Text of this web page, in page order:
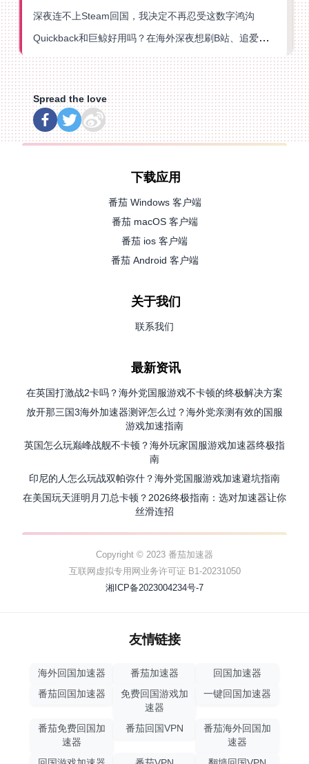
深夜连不上Steam回国，我决定不再忍受这数字鸿沟
Quickback和巨鲸好用吗？在海外深夜想刷B站、追爱奇艺的你，或许正需要这份答案
Spread the love
下载应用
番茄 Windows 客户端
番茄 macOS 客户端
番茄 ios 客户端
番茄 Android 客户端
关于我们
联系我们
最新资讯
在英国打激战2卡吗？海外党国服游戏不卡顿的终极解决方案
放开那三国3海外加速器测评怎么过？海外党亲测有效的国服
游戏加速指南
英国怎么玩巅峰战舰不卡顿？海外玩家国服游戏加速器终极指
南
印尼的人怎么玩战双帕弥什？海外党国服游戏加速避坑指南
在美国玩天涯明月刀总卡顿？2026终极指南：选对加速器让你
丝滑连招
Copyright © 2023 番茄加速器
互联网虚拟专用网业务许可证 B1-20231050
湘ICP备2023004234号-7
友情链接
海外回国加速器 番茄加速器
回国加速器
番茄回国加速器
免费回国游戏加
速器
一键回国加速器
番茄免费回国加
速器
番茄回国VPN
番茄海外回国加
速器